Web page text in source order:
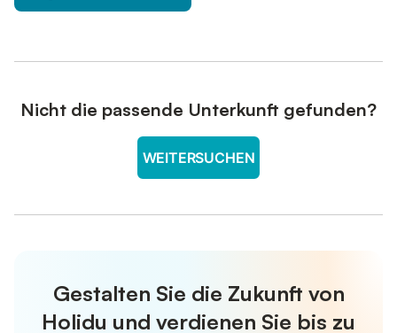
Nicht die passende Unterkunft gefunden?
WEITERSUCHEN
Gestalten Sie die Zukunft von
Holidu und verdienen Sie bis zu